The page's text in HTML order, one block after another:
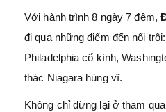
Với hành trình 8 ngày 7 đêm,
đi qua những điểm đến nổi
Philadelphia cổ kính,
thác Niagara hùng vĩ.
Không chỉ dừng lại ở tham